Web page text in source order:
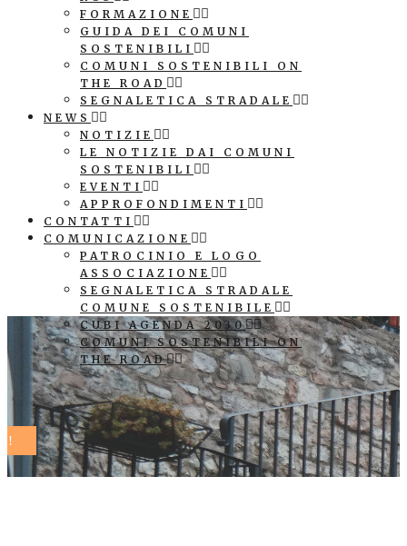
FORMAZIONE
GUIDA DEI COMUNI
SOSTENIBILI
COMUNI SOSTENIBILI ON
THE ROAD
SEGNALETICA STRADALE
NEWS
NOTIZIE
LE NOTIZIE DAI COMUNI
SOSTENIBILI
EVENTI
APPROFONDIMENTI
CONTATTI
COMUNICAZIONE
PATROCINIO E LOGO
ASSOCIAZIONE
SEGNALETICA STRADALE
COMUNE SOSTENIBILE
CUBI AGENDA 2030
COMUNI SOSTENIBILI ON
THE ROAD